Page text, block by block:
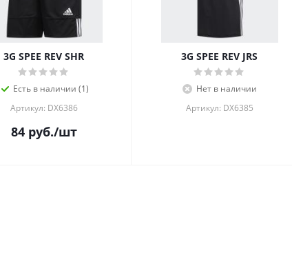
3G SPEE REV SHR
Есть в наличии (1)
Артикул: DX6386
84руб./шт
3G SPEE REV JRS
Нет в наличии
Артикул: DX6385